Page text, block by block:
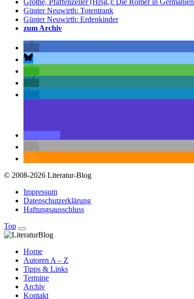
Grothe, Pfaffenzeller (Hrsg.): Die Römer in Germanien
Günter Neuwirth: Totentrank
Günter Neuwirth: Erdenkinder
zum Archiv
© 2008-2026 Literatur-Blog
Impressum
Datenschutzerklärung
Haftungsausschluss
Top
Home
Autoren A – Z
Tipps & Links
Termine
Archiv
Kontakt